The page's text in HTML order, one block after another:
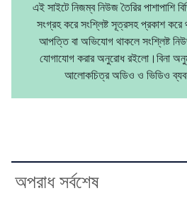
এই সাইটে নিজম্ব নিউজ তৈরির পাশাপাশি
সংগ্রহ করে সংশ্লিষ্ট সূত্রসহ প্রকাশ করে
আপত্তি বা অভিযোগ থাকলে সংশ্লিষ্ট
যোগাযোগ করার অনুরোধ রইলো।বিনা
আলোকচিত্র অডিও ও ভিডিও
অপরাধ সর্বশেষ